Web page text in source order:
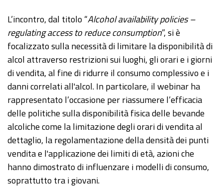
L’incontro, dal titolo “Alcohol availability policies –
regulating access to reduce consumption”, si è
focalizzato sulla necessità di limitare la disponibilità di
alcol attraverso restrizioni sui luoghi, gli orari e i giorni
di vendita, al fine di ridurre il consumo complessivo e i
danni correlati all'alcol. In particolare, il webinar ha
rappresentato l’occasione per riassumere l’efficacia
delle politiche sulla disponibilità fisica delle bevande
alcoliche come la limitazione degli orari di vendita al
dettaglio, la regolamentazione della densità dei punti
vendita e l'applicazione dei limiti di età, azioni che
hanno dimostrato di influenzare i modelli di consumo,
soprattutto tra i giovani.